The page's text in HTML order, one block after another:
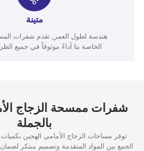
متينة
هندسة لطول العمر, تقدم شفرات
الخاصة بنا أداءً موثوقاً في جميع
شفرات ممسحة الزجاج
بالجملة
توفر مساحات الزجاج الأمامي الهجين بكميات
الجمع بين المواد المتقدمة وتصميم مبتكر